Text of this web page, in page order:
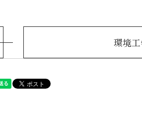
環境